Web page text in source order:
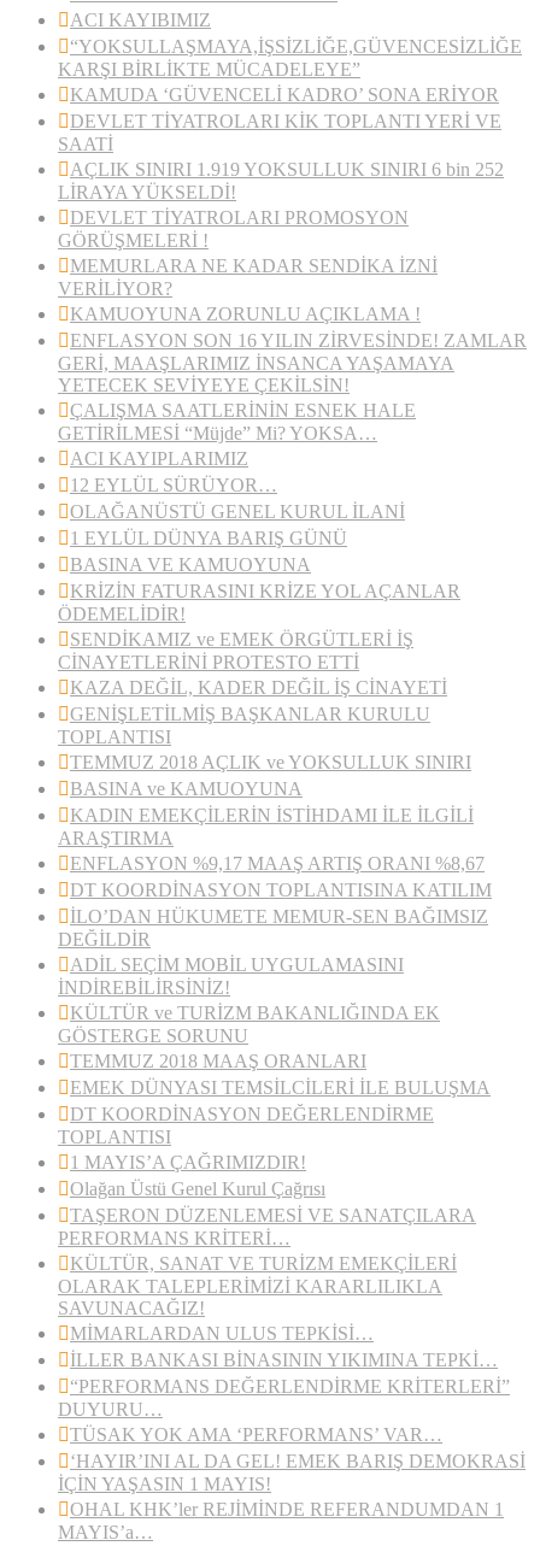
ACI KAYIBIMIZ
“YOKSULLAŞMAYA,İŞSİZLİĞE,GÜVENCESİZLİĞE
KARŞI BİRLİKTE MÜCADELEYE”
KAMUDA ‘GÜVENCELİ KADRO’ SONA ERİYOR
DEVLET TİYATROLARI KİK TOPLANTI YERİ VE
SAATİ
AÇLIK SINIRI 1.919 YOKSULLUK SINIRI 6 bin 252
LİRAYA YÜKSELDİ!
DEVLET TİYATROLARI PROMOSYON
GÖRÜŞMELERİ !
MEMURLARA NE KADAR SENDİKA İZNİ
VERİLİYOR?
KAMUOYUNA ZORUNLU AÇIKLAMA !
ENFLASYON SON 16 YILIN ZİRVESİNDE! ZAMLAR
GERİ, MAAŞLARIMIZ İNSANCA YAŞAMAYA
YETECEK SEVİYEYE ÇEKİLSİN!
ÇALIŞMA SAATLERİNİN ESNEK HALE
GETİRİLMESİ “Müjde” Mi? YOKSA…
ACI KAYIPLARIMIZ
12 EYLÜL SÜRÜYOR…
OLAĞANÜSTÜ GENEL KURUL İLANİ
1 EYLÜL DÜNYA BARIŞ GÜNÜ
BASINA VE KAMUOYUNA
KRİZİN FATURASINI KRİZE YOL AÇANLAR
ÖDEMELİDİR!
SENDİKAMIZ ve EMEK ÖRGÜTLERİ İŞ
CİNAYETLERİNİ PROTESTO ETTİ
KAZA DEĞİL, KADER DEĞİL İŞ CİNAYETİ
GENİŞLETİLMİŞ BAŞKANLAR KURULU
TOPLANTISI
TEMMUZ 2018 AÇLIK ve YOKSULLUK SINIRI
BASINA ve KAMUOYUNA
KADIN EMEKÇİLERİN İSTİHDAMI İLE İLGİLİ
ARAŞTIRMA
ENFLASYON %9,17 MAAŞ ARTIŞ ORANI %8,67
DT KOORDİNASYON TOPLANTISINA KATILIM
İLO’DAN HÜKUMETE MEMUR-SEN BAĞIMSIZ
DEĞİLDİR
ADİL SEÇİM MOBİL UYGULAMASINI
İNDİREBİLİRSİNİZ!
KÜLTÜR ve TURİZM BAKANLIĞINDA EK
GÖSTERGE SORUNU
TEMMUZ 2018 MAAŞ ORANLARI
EMEK DÜNYASI TEMSİLCİLERİ İLE BULUŞMA
DT KOORDİNASYON DEĞERLENDİRME
TOPLANTISI
1 MAYIS’A ÇAĞRIMIZDIR!
Olağan Üstü Genel Kurul Çağrısı
TAŞERON DÜZENLEMESİ VE SANATÇILARA
PERFORMANS KRİTERİ…
KÜLTÜR, SANAT VE TURİZM EMEKÇİLERİ
OLARAK TALEPLERİMİZİ KARARLILIKLA
SAVUNACAĞIZ!
MİMARLARDAN ULUS TEPKİSİ…
İLLER BANKASI BİNASININ YIKIMINA TEPKİ…
“PERFORMANS DEĞERLENDİRME KRİTERLERİ”
DUYURU…
TÜSAK YOK AMA ‘PERFORMANS’ VAR…
‘HAYIR’INI AL DA GEL! EMEK BARIŞ DEMOKRASİ
İÇİN YAŞASIN 1 MAYIS!
OHAL KHK’ler REJİMİNDE REFERANDUMDAN 1
MAYIS’a…